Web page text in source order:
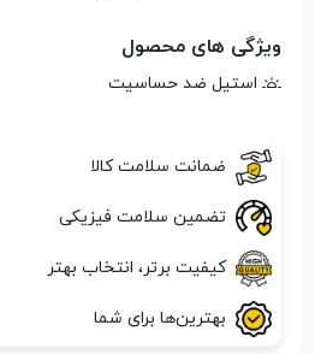
ویژگی های محصول
استیل ضد حساسیت
ضمانت سلامت کالا
تضمین سلامت فیزیکی
کیفیت برتر، انتخاب بهتر
بهترین‌ها برای شما